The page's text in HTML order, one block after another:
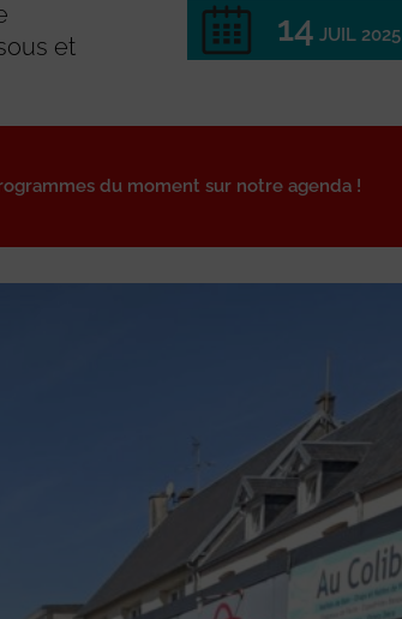
et
14 JUIL 2025
du moment sur notre agenda !